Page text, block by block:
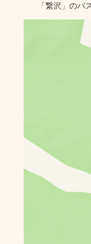
「繋沢」のバ